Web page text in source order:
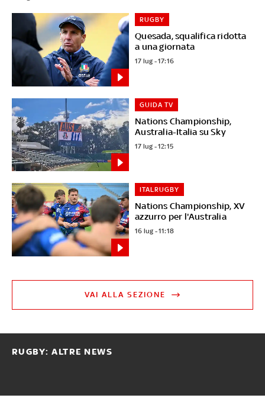
Quesada, squalifica ridotta
a una giornata
RUGBY
17 lug - 17:16
Nations Championship,
Australia-Italia su Sky
GUIDA TV
17 lug - 12:15
Nations Championship, XV
azzurro per l'Australia
ITALRUGBY
16 lug - 11:18
VAI ALLA SEZIONE
RUGBY: ALTRE NEWS